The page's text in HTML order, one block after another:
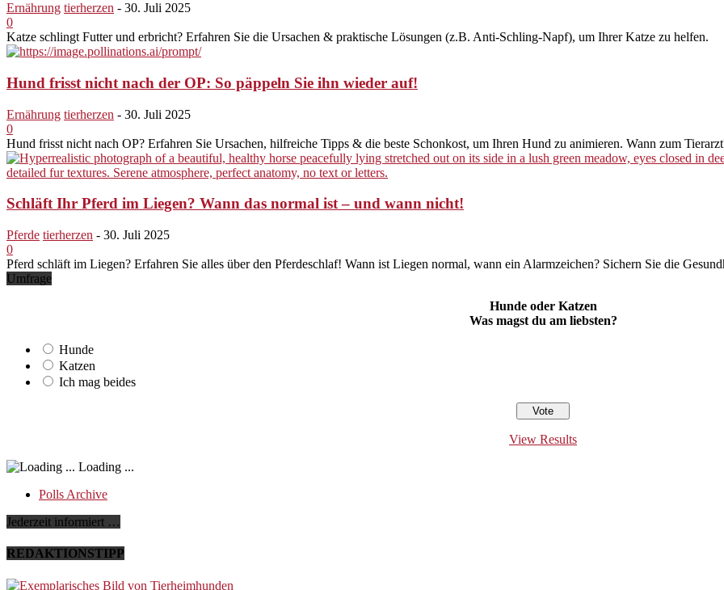
Ernährung tierherzen - 30. Juli 2025
0
Katze schlingt Futter und erbricht? Erfahren Sie die Ursachen & praktische Lösungen (z.B. Anti-Schling-Napf), um Ihrer Katze zu helfen.
Hund frisst nicht nach der OP: So päppeln Sie ihn wieder auf!
Ernährung tierherzen - 30. Juli 2025
0
Hund frisst nicht nach OP? Erfahren Sie Ursachen, hilfreiche Tipps & die beste Schonkost, um Ihren Hund zu animieren. Wann zum
Schläft Ihr Pferd im Liegen? Wann das normal ist – und wann nicht!
Pferde tierherzen - 30. Juli 2025
0
Pferd schläft im Liegen? Erfahren Sie alles über den Pferdeschlaf! Wann ist Liegen normal, wann ein Alarmzeichen? Sichern Sie die
Umfrage
Hunde oder Katzen
Was magst du am liebsten?
Hunde
Katzen
Ich mag beides
View Results
Loading ...
Polls Archive
Jederzeit informiert …
REDAKTIONSTIPP